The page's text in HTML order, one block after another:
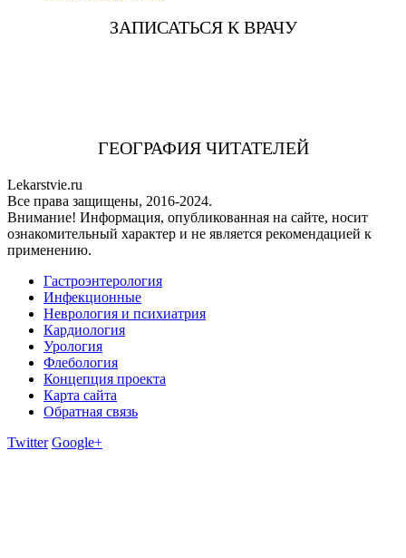
ЗАПИСАТЬСЯ К ВРАЧУ
ГЕОГРАФИЯ ЧИТАТЕЛЕЙ
Lekarstvie.ru
Все права защищены, 2016-2024.
Внимание! Информация, опубликованная на сайте, носит
ознакомительный характер и не является рекомендацией к
применению.
Гастроэнтерология
Инфекционные
Неврология и психиатрия
Кардиология
Урология
Флебология
Концепция проекта
Карта сайта
Обратная связь
Twitter Google+